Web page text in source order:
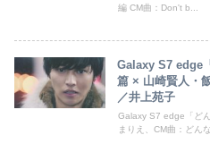
編 CM曲：Don't b...
Galaxy S7 edge
篇 × 山崎賢人・
／井上苑子
Galaxy S7 edge「ど
まりえ、CM曲：どん